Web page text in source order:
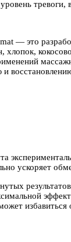
тревоги,
— это
ускоряет